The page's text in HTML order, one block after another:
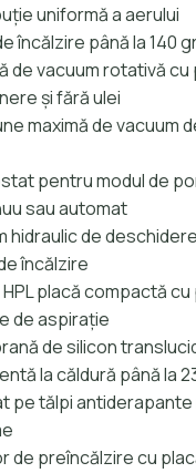
uniformă a aerului
încălzire până la 140
de vacuum rotativă
și fără ulei
maximă de vacuum
pentru modul de
sau automat
hidraulic de
încălzire
HPL placă compactă
de aspirație
de silicon
la căldură până la
pe tălpi
de preîncălzire cu